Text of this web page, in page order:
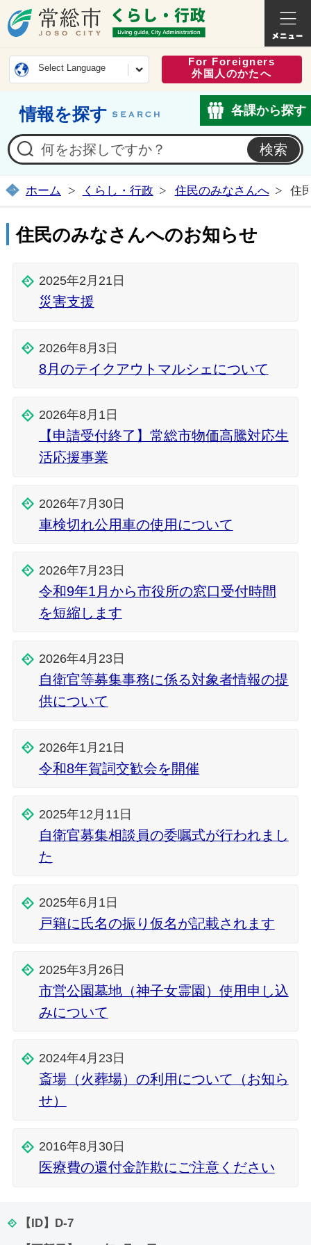
常総市公式ホームページ
くらし
Select Language
For Foreigners
外国人のかたへ
情報を探す 各課から探す
ホーム くらし・行政 住民のみなさんへ 住
住民のみなさんへのお知らせ
2025年2月21日
災害支援
2026年8月3日
8月のテイクアウトマルシェについて
2026年8月1日
【申請受付終了】常総市物価高騰対応生
活応援事業
2026年7月30日
車検切れ公用車の使用について
2026年7月23日
令和9年1月から市役所の窓口受付時間
を短縮します
2026年4月23日
自衛官等募集事務に係る対象者情報の提
供について
2026年1月21日
令和8年賀詞交歓会を開催
2025年12月11日
自衛官募集相談員の委嘱式が行われまし
た
2025年6月1日
戸籍に氏名の振り仮名が記載されます
2025年3月26日
市営公園墓地（神子女霊園）使用申し込
みについて
2024年4月23日
斎場（火葬場）の利用について（お知ら
せ）
2016年8月30日
医療費の還付金詐欺にご注意ください
【ID】 D-7